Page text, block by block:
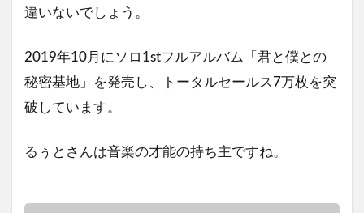
違いないでしょう。
2019年10月にソロ1stフルアルバム「君と僕との
秘密基地」を発売し、トータルセールス7万枚を突
破しています。
るぅとさんは音楽の才能の持ち主ですね。